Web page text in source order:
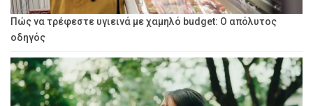
Πώς να τρέφεστε υγιεινά με χαμηλό budget: Ο απόλυτος
οδηγός